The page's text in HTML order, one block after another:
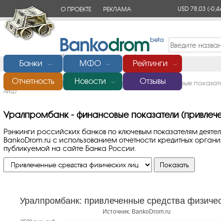
О ПРОЕКТЕ РЕКЛАМА USD 78,03(-
Банки ﹀ МФО ﹀ Рейтинги ﹀
Отчетность Новости ﹀ Отзывы
Главная/Банки России/Уралпромбанк/Финансовые
лиц)
Уралпромбанк - финансовые показатели
Рэнкинги российских банков по ключевым показателям
BankoDrom.ru с использованием отчетности кредитных
публикуемой на сайте Банка России.
Уралпромбанк: привлеченные средства
Источник: BankoDrom.ru